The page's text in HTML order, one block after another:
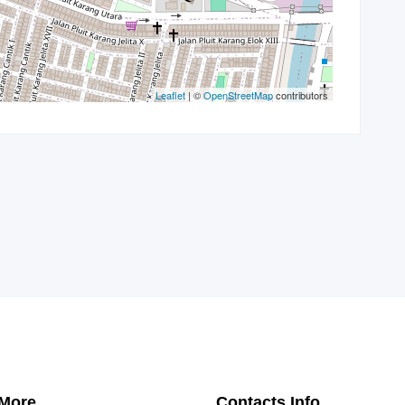
Leaflet| ©OpenStreetMapcontributors